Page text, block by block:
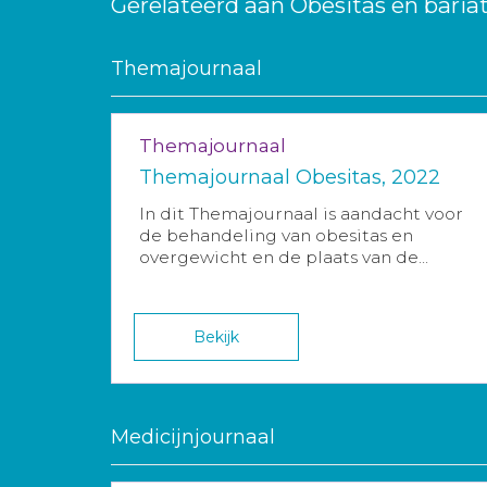
Themajournaal
Themajournaal
Themajournaal Obesitas, 2022
In dit Themajournaal is aandacht voor
de behandeling van obesitas en
overgewicht en de plaats van de...
Bekijk
Medicijnjournaal